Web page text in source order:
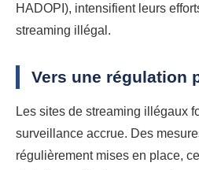
HADOPI), intensifient leurs
streaming illégal.
Vers une régulation
Les sites de streaming illégaux
surveillance accrue. Des
régulièrement mises en place,